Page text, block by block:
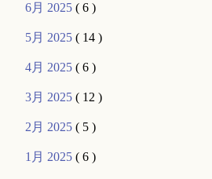
6月 2025( 6 )
5月 2025( 14 )
4月 2025( 6 )
3月 2025( 12 )
2月 2025( 5 )
1月 2025( 6 )